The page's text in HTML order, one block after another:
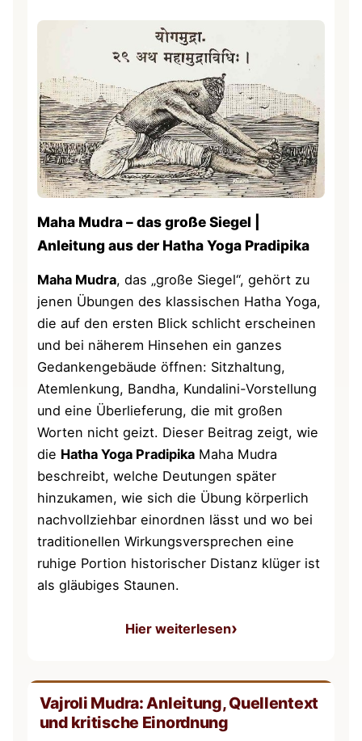
Maha Mudra – das große Siegel |
Anleitung aus der Hatha Yoga Pradipika
Maha Mudra, das „große Siegel“, gehört zu
jenen Übungen des klassischen Hatha Yoga,
die auf den ersten Blick schlicht erscheinen
und bei näherem Hinsehen ein ganzes
Gedankengebäude öffnen: Sitzhaltung,
Atemlenkung, Bandha, Kundalini-Vorstellung
und eine Überlieferung, die mit großen
Worten nicht geizt. Dieser Beitrag zeigt, wie
die Hatha Yoga Pradipika Maha Mudra
beschreibt, welche Deutungen später
hinzukamen, wie sich die Übung körperlich
nachvollziehbar einordnen lässt und wo bei
traditionellen Wirkungsversprechen eine
ruhige Portion historischer Distanz klüger ist
als gläubiges Staunen.
Hier weiterlesen: Maha Mudra Anleitung aus
Vajroli Mudra: Anleitung, Quellentext
und kritische Einordnung